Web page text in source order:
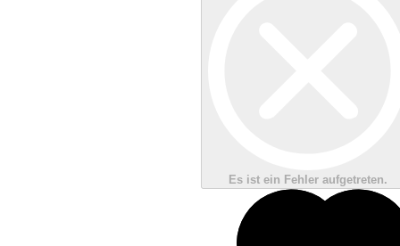
Es ist ein Fehler aufgetreten.